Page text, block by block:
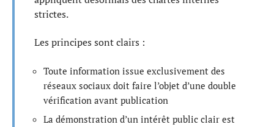
strictes.
Les principes sont clairs :
Toute information issue exclusivement des
réseaux sociaux doit faire l’objet d’une double
vérification avant publication
La démonstration d’un intérêt public clair est